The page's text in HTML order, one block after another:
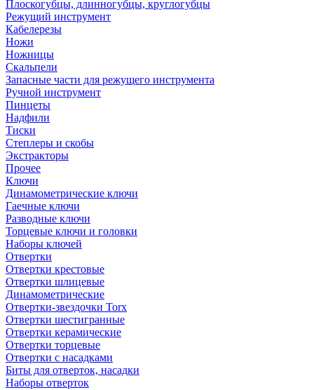
Плоскогубцы, длинногубцы, круглогубцы
Режущий инструмент
Кабелерезы
Ножи
Ножницы
Скальпели
Запасные части для режущего инструмента
Ручной инструмент
Пинцеты
Надфили
Тиски
Степлеры и скобы
Экстракторы
Прочее
Ключи
Динамометрические ключи
Гаечные ключи
Разводные ключи
Торцевые ключи и головки
Наборы ключей
Отвертки
Отвертки крестовые
Отвертки шлицевые
Динамометрические
Отвертки-звездочки Torx
Отвертки шестигранные
Отвертки керамические
Отвертки торцевые
Отвертки с насадками
Биты для отверток, насадки
Наборы отверток